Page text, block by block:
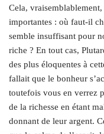
Cela,
importantes : où faut-il
semble insuffisant pour
riche ? En tout cas,
des plus éloquentes à
fallait que le bonheur
toutefois vous en verrez
de la richesse en étant
donnant de leur argent.